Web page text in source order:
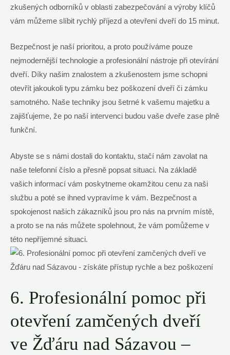
zkušených odborníků v oblasti zabezpečování a výroby klíčů
vám můžeme slíbit rychlý příjezd a otevření dveří do 15 minut.
Bezpečnost je naší prioritou, a proto používáme pouze
nejmodernější technologie a profesionální nástroje při otevírání
dveří. Díky našim znalostem a zkušenostem jsme schopni
otevřít jakoukoli typu zámku bez poškození dveří či zámku
samotného. Naše techniky jsou šetrné k vašemu majetku a
zajišťujeme, že po naší intervenci budou vaše dveře zase plně
funkční.
Abyste se s námi dostali do kontaktu, stačí nám zavolat na
naše telefonní číslo a přesně popsat situaci. Na základě
vašich informací vám poskytneme okamžitou cenu za naši
službu a poté se ihned vypravíme k vám. Bezpečnost a
spokojenost našich zákazníků jsou pro nás na prvním místě,
a proto se na nás můžete spolehnout, že vám pomůžeme v
této nepříjemné situaci.
6. Profesionální pomoc při
otevření zamčených dveří
ve Žďáru nad Sázavou –